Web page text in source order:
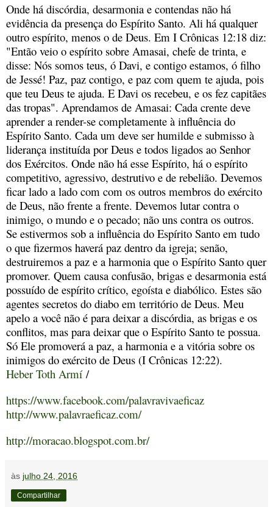
Onde há discórdia, desarmonia e contendas não há
evidência da presença do Espírito Santo. Ali há qualquer
outro espírito, menos o de Deus. Em I Crônicas 12:18 diz:
"Então veio o espírito sobre Amasai, chefe de trinta, e
disse: Nós somos teus, ó Davi, e contigo estamos, ó filho
de Jessé! Paz, paz contigo, e paz com quem te ajuda, pois
que teu Deus te ajuda. E Davi os recebeu, e os fez capitães
das tropas". Aprendamos de Amasai: Cada crente deve
aprender a render-se completamente à influência do
Espírito Santo. Cada um deve ser humilde e submisso à
liderança instituída por Deus e todos ligados ao Senhor
dos Exércitos. Onde não há esse Espírito, há o espírito
competitivo, agressivo, destrutivo e de rebelião. Devemos
ficar lado a lado com com os outros membros do exército
de Deus, não frente a frente. Devemos lutar contra o
inimigo, o mundo e o pecado; não uns contra os outros.
Se estivermos sob a influência do Espírito Santo em tudo
o que fizermos haverá paz dentro da igreja; senão,
destruiremos a paz e a harmonia que o Espírito Santo quer
promover. Quem causa confusão, brigas e desarmonia está
possuído de espírito crítico, egoísta e diabólico. Estes são
agentes secretos do diabo em território de Deus. Meu
apelo a você não é para deixar a discórdia, as brigas e os
conflitos, mas para deixar que o Espírito Santo te possua.
Só Ele promoverá a paz, a harmonia e a vitória sobre os
inimigos do exército de Deus (I Crônicas 12:22).
Heber Toth Armí/
https://www.facebook.com/palavravivaeficaz
http://www.palavraeficaz.com/
http://moracao.blogspot.com.br/
às julho 24, 2016
Compartilhar